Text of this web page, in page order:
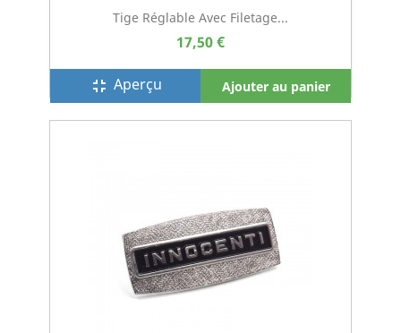
Tige Réglable Avec Filetage...
17,50 €
fullscreen_exit Aperçu Ajouter au panier